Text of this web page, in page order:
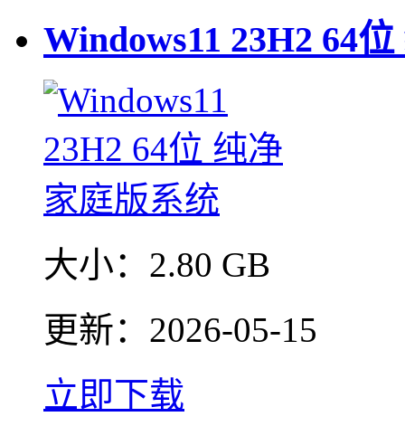
Windows11 23H2 64
大小： 2.80 GB
更新： 2026-05-15
立即下载